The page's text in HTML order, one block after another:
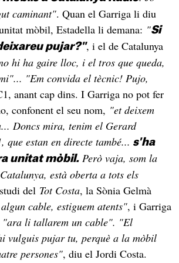
caminant". Quan el Garriga li diu
mòbil, Estadella li demana: "Si
pujar?", i el de Catalunya
hi ha gaire lloc, i el tros que queda,
"Em convida el tècnic! Pujo,
anant cap dins. I Garriga no pot fer
confonent el seu nom, "et deixem
Doncs mira, tenim el Gerard
que estan en directe també... s'ha
unitat mòbil.Però vaja, som la
està oberta a tots els
del Tot Costa, la Sònia Gelmà
cable, estiguem atents", i Garriga
"ara li tallarem un cable". "El
vulguis pujar tu, perquè a la mòbil
persones", diu el Jordi Costa.